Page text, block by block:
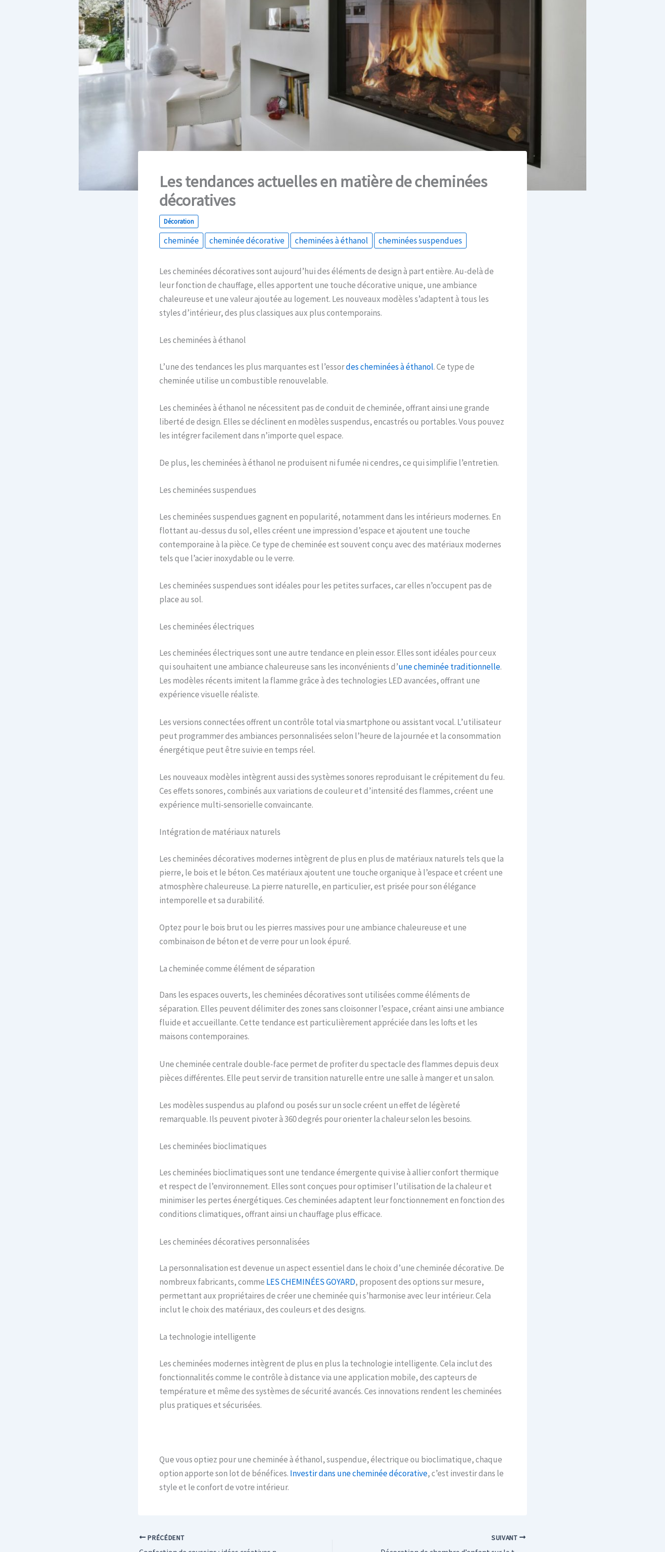
Les tendances actuelles en matière de cheminées
décoratives
Décoration
cheminée cheminée décorative cheminées à éthanol cheminées suspendues
Les cheminées décoratives sont aujourd’hui des éléments de design à part entière. Au-delà de
leur fonction de chauffage, elles apportent une touche décorative unique, une ambiance
chaleureuse et une valeur ajoutée au logement. Les nouveaux modèles s’adaptent à tous les
styles d’intérieur, des plus classiques aux plus contemporains.
Les cheminées à éthanol
L’une des tendances les plus marquantes est l’essordes cheminées à éthanol. Ce type de
cheminée utilise un combustible renouvelable.
Les cheminées à éthanol ne nécessitent pas de conduit de cheminée, offrant ainsi une grande
liberté de design. Elles se déclinent en modèles suspendus, encastrés ou portables. Vous pouvez
les intégrer facilement dans n’importe quel espace.
De plus, les cheminées à éthanol ne produisent ni fumée ni cendres, ce qui simplifie l’entretien.
Les cheminées suspendues
Les cheminées suspendues gagnent en popularité, notamment dans les intérieurs modernes. En
flottant au-dessus du sol, elles créent une impression d’espace et ajoutent une touche
contemporaine à la pièce. Ce type de cheminée est souvent conçu avec des matériaux modernes
tels que l’acier inoxydable ou le verre.
Les cheminées suspendues sont idéales pour les petites surfaces, car elles n’occupent pas de
place au sol.
Les cheminées électriques
Les cheminées électriques sont une autre tendance en plein essor. Elles sont idéales pour ceux
qui souhaitent une ambiance chaleureuse sans les inconvénients d’une cheminée traditionnelle.
Les modèles récents imitent la flamme grâce à des technologies LED avancées, offrant une
expérience visuelle réaliste.
Les versions connectées offrent un contrôle total via smartphone ou assistant vocal. L’utilisateur
peut programmer des ambiances personnalisées selon l’heure de la journée et la consommation
énergétique peut être suivie en temps réel.
Les nouveaux modèles intègrent aussi des systèmes sonores reproduisant le crépitement du feu.
Ces effets sonores, combinés aux variations de couleur et d’intensité des flammes, créent une
expérience multi-sensorielle convaincante.
Intégration de matériaux naturels
Les cheminées décoratives modernes intègrent de plus en plus de matériaux naturels tels que la
pierre, le bois et le béton. Ces matériaux ajoutent une touche organique à l’espace et créent une
atmosphère chaleureuse. La pierre naturelle, en particulier, est prisée pour son élégance
intemporelle et sa durabilité.
Optez pour le bois brut ou les pierres massives pour une ambiance chaleureuse et une
combinaison de béton et de verre pour un look épuré.
La cheminée comme élément de séparation
Dans les espaces ouverts, les cheminées décoratives sont utilisées comme éléments de
séparation. Elles peuvent délimiter des zones sans cloisonner l’espace, créant ainsi une ambiance
fluide et accueillante. Cette tendance est particulièrement appréciée dans les lofts et les
maisons contemporaines.
Une cheminée centrale double-face permet de profiter du spectacle des flammes depuis deux
pièces différentes. Elle peut servir de transition naturelle entre une salle à manger et un salon.
Les modèles suspendus au plafond ou posés sur un socle créent un effet de légèreté
remarquable. Ils peuvent pivoter à 360 degrés pour orienter la chaleur selon les besoins.
Les cheminées bioclimatiques
Les cheminées bioclimatiques sont une tendance émergente qui vise à allier confort thermique
et respect de l’environnement. Elles sont conçues pour optimiser l’utilisation de la chaleur et
minimiser les pertes énergétiques. Ces cheminées adaptent leur fonctionnement en fonction des
conditions climatiques, offrant ainsi un chauffage plus efficace.
Les cheminées décoratives personnalisées
La personnalisation est devenue un aspect essentiel dans le choix d’une cheminée décorative. De
nombreux fabricants, comme LES CHEMINÉES GOYARD, proposent des options sur mesure,
permettant aux propriétaires de créer une cheminée qui s’harmonise avec leur intérieur. Cela
inclut le choix des matériaux, des couleurs et des designs.
La technologie intelligente
Les cheminées modernes intègrent de plus en plus la technologie intelligente. Cela inclut des
fonctionnalités comme le contrôle à distance via une application mobile, des capteurs de
température et même des systèmes de sécurité avancés. Ces innovations rendent les cheminées
plus pratiques et sécurisées.
Que vous optiez pour une cheminée à éthanol, suspendue, électrique ou bioclimatique, chaque
option apporte son lot de bénéfices. Investir dans une cheminée décorative, c’est investir dans le
style et le confort de votre intérieur.
PRÉCÉDENT SUIVANT